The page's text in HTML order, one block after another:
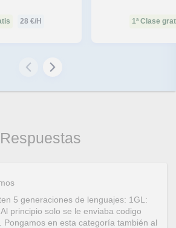
28 €/H 1ª Clase
Respuestas
5 generaciones de lenguajes: 1GL:
principio solo se le enviaba codigo
Pongamos en esta categoría también al